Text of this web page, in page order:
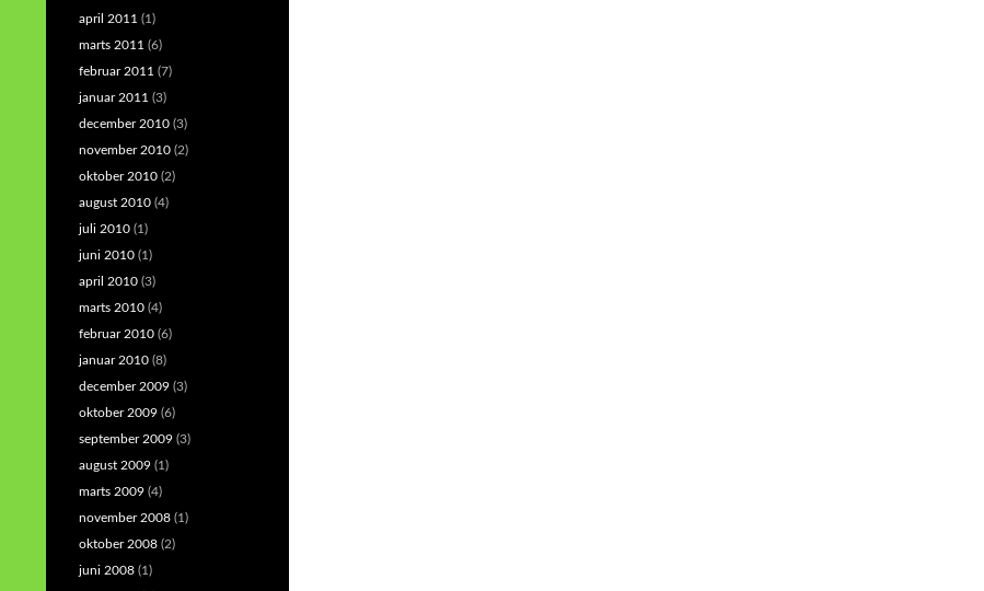
april 2011 (1)
marts 2011 (6)
februar 2011 (7)
januar 2011 (3)
december 2010 (3)
november 2010 (2)
oktober 2010 (2)
august 2010 (4)
juli 2010 (1)
juni 2010 (1)
april 2010 (3)
marts 2010 (4)
februar 2010 (6)
januar 2010 (8)
december 2009 (3)
oktober 2009 (6)
september 2009 (3)
august 2009 (1)
marts 2009 (4)
november 2008 (1)
oktober 2008 (2)
juni 2008 (1)